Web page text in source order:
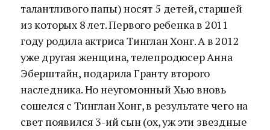
талантливого папы) носят 5 детей, старшей
из которых 8 лет. Первого ребенка в 2011
году родила актриса Тинглан Хонг. А в 2012
уже другая женщина, телепродюсер Анна
Эберштайн, подарила Гранту второго
наследника. Но неугомонный Хью вновь
сошелся с Тинглан Хонг, в результате чего на
свет появился 3-ий сын (ох, уж эти звездные